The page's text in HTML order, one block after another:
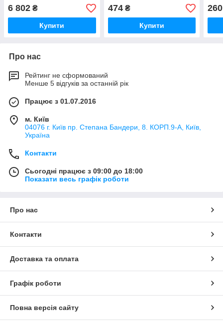
6 802 ₴
Купити
474₴
Купити
260
Про нас
Рейтинг не сформований
Менше 5 відгуків за останній рік
Працює з 01.07.2016
м. Київ
04076 г. Київ пр. Степана Бандери, 8. КОРП.9-А, Київ,
Україна
Контакти
Сьогодні працює з 09:00 до 18:00
Показати весь графік роботи
Про нас
Контакти
Доставка та оплата
Графік роботи
Повна версія сайту